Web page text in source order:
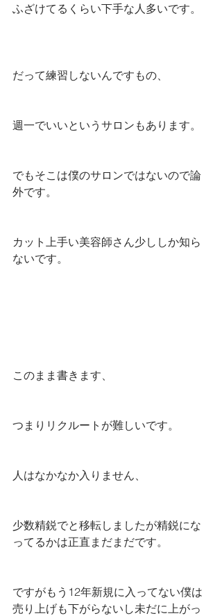
ふざけてるくらい下手な人多いです。
だって練習しないんですもの、
週一でいいというサロンもあります。
でもそこは僕のサロンではないので論
外です。
カット上手い美容師さん少ししか知ら
ないです。
このまま書きます、
つまりリクルートが難しいです。
人はなかなか入りません、
少数精鋭でと移転しましたが精鋭にな
ってるかは正直まだまだです。
ですがもう12年新規に入ってない僕は
売り上げも下がらないし未だに上がっ